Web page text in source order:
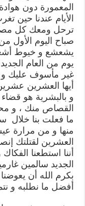
المعمورة دون
الأيام عندنا حين
ترحل ومعك كل
صباح اليوم الأول
يشعشع و خيوط
يوم من العام
غير مأسوف عليك و
أيها العشرين
و بالبشرية هو
القصاص منك ، و
ما فعلت بنا خلال
منها و من مرارة
العشرين لقتلتك
أننا استطعنا
الجديد سالمين
بكرم الله أن
أفضل ما نطلبه و